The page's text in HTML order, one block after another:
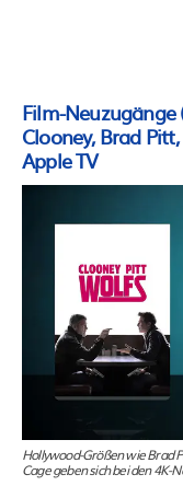
Film-Neuzugänge
Clooney, Brad
Apple TV
Hollywood-Größen wie Brad
Cage geben sich bei den 4K-